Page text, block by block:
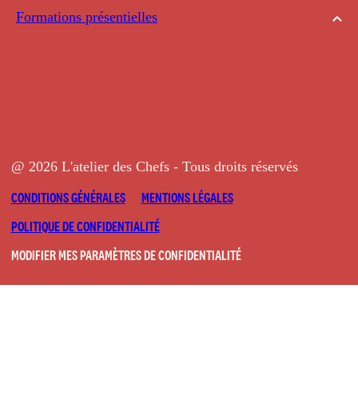
Formations présentielles
@ 2026 L'atelier des Chefs - Tous droits réservés
CONDITIONS GÉNÉRALES
MENTIONS LÉGALES
POLITIQUE DE CONFIDENTIALITÉ
MODIFIER MES PARAMÈTRES DE CONFIDENTIALITÉ